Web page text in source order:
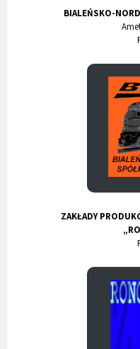
BIALEŃSKO-
ZAKŁADY